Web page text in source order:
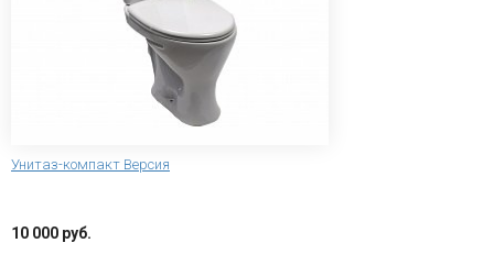
Унитаз-компакт Версия
10 000 руб.